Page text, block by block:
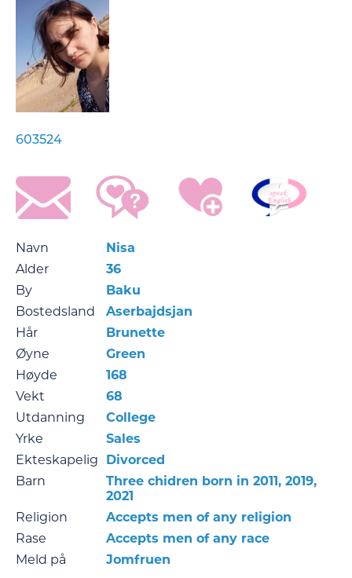
603524
Navn
Nisa
Alder
36
By
Baku
Bostedsland
Aserbajdsjan
Hår
Brunette
Øyne
Green
Høyde
168
Vekt
68
Utdanning
College
Yrke
Sales
Ekteskapelig
Divorced
Barn
Three chidren born in 2011, 2019,
2021
Religion
Accepts men of any religion
Rase
Accepts men of any race
Meld på
Jomfruen